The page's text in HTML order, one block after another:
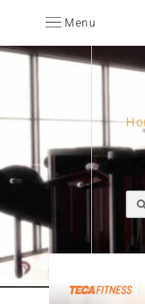
Menu